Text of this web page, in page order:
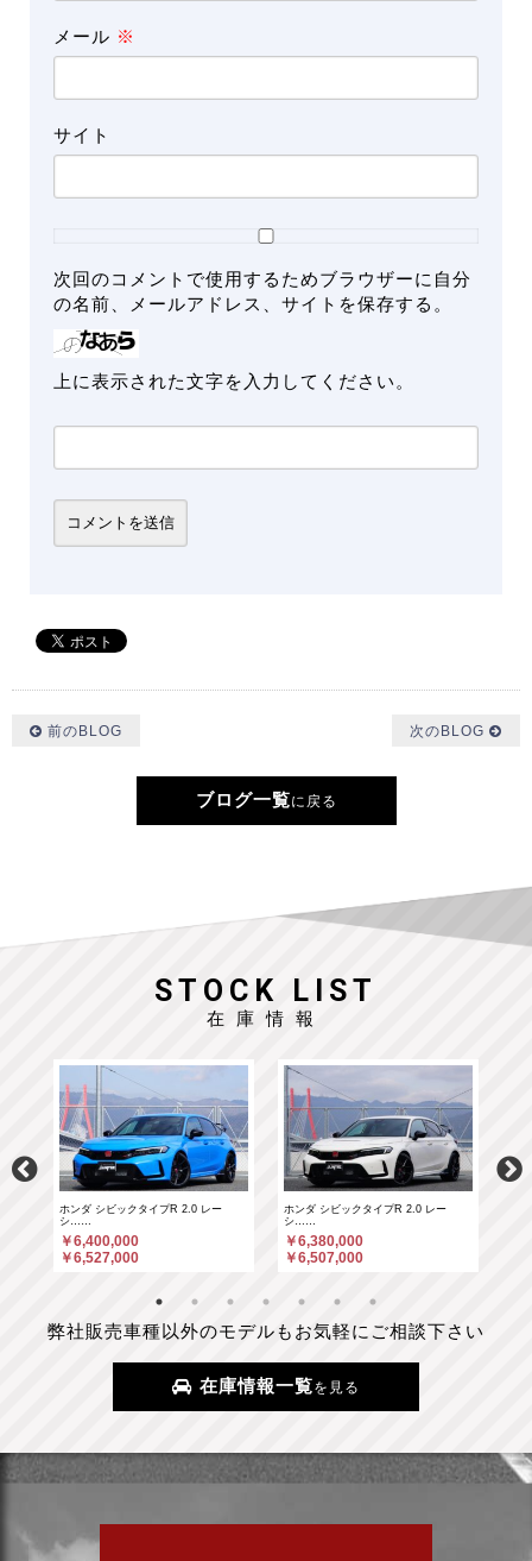
メール ※
サイト
次回のコメントで使用するためブラウザーに自分
の名前、メールアドレス、サイトを保存する。
上に表示された文字を入力してください。
前のBLOG 次のBLOG
ブログ一覧に戻る
STOCK LIST
在庫情報
ホンダ シビックタイプR 2.0 レー
シ……
￥6,400,000
￥6,527,000
ホンダ シビックタイプR 2.0 レー
シ……
￥6,380,000
￥6,507,000
弊社販売車種以外のモデルもお気軽にご相談下さい
在庫情報一覧を見る